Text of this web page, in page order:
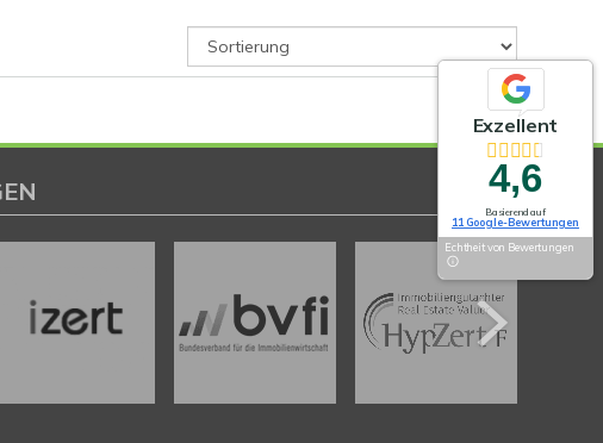
Exzellent
4,6
Basierend auf
11 Google-Bewertungen
Echtheit von Bewertungen